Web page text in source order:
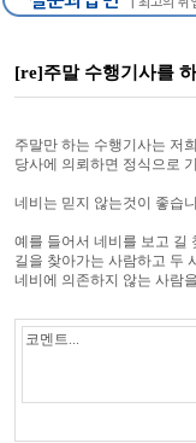
[re]주말 수행기사를
주말만 하는 수행기사는 저
당사에 의뢰하면 정식으로
네비는 믿지 않는것이 좋습
예를 들어서 네비를 보고 길
길을 찾아가는 사람하고 두
네비에 의존하지 않는 사람